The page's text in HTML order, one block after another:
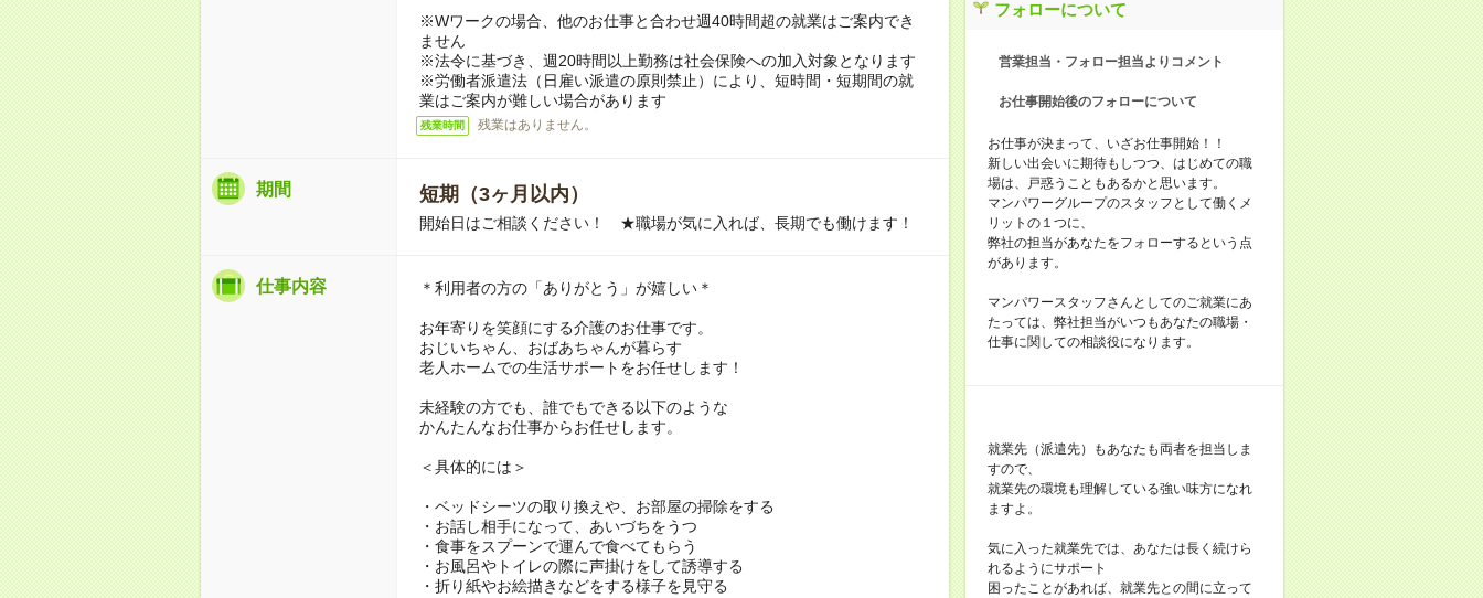
※Wワークの場合、他のお仕事と合わせ週40時間超の就業はご案内でき
ません
※法令に基づき、週20時間以上勤務は社会保険への加入対象となります
※労働者派遣法（日雇い派遣の原則禁止）により、短時間・短期間の就
業はご案内が難しい場合があります
残業時間 残業はありません。
期間 短期（3ヶ月以内）
開始日はご相談ください！ ★職場が気に入れば、長期でも働けます！
仕事内容 ＊利用者の方の「ありがとう」が嬉しい＊
お年寄りを笑顔にする介護のお仕事です。
おじいちゃん、おばあちゃんが暮らす
老人ホームでの生活サポートをお任せします！
未経験の方でも、誰でもできる以下のような
かんたんなお仕事からお任せします。
＜具体的には＞
・ベッドシーツの取り換えや、お部屋の掃除をする
・お話し相手になって、あいづちをうつ
・食事をスプーンで運んで食べてもらう
・お風呂やトイレの際に声掛けをして誘導する
・折り紙やお絵描きなどをする様子を見守る
フォローについて
営業担当・フォロー担当よりコメント
お仕事開始後のフォローについて
お仕事が決まって、いざお仕事開始！！
新しい出会いに期待もしつつ、はじめての職
場は、戸惑うこともあるかと思います。
マンパワーグループのスタッフとして働くメ
リットの１つに、
弊社の担当があなたをフォローするという点
があります。
マンパワースタッフさんとしてのご就業にあ
たっては、弊社担当がいつもあなたの職場・
仕事に関しての相談役になります。
就業先（派遣先）もあなたも両者を担当しま
すので、
就業先の環境も理解している強い味方になれ
ますよ。
気に入った就業先では、あなたは長く続けら
れるようにサポート
困ったことがあれば、就業先との間に立って